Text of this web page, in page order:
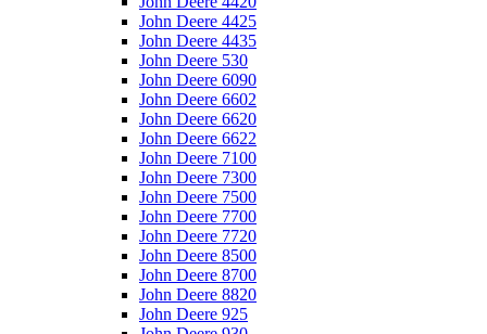
John Deere 4425
John Deere 4435
John Deere 530
John Deere 6090
John Deere 6602
John Deere 6620
John Deere 6622
John Deere 7100
John Deere 7300
John Deere 7500
John Deere 7700
John Deere 7720
John Deere 8500
John Deere 8700
John Deere 8820
John Deere 925